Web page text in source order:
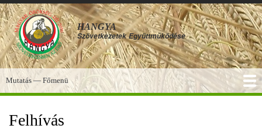
Ugrás
a
tartalomra
HANGYA
Szövetkezetek Együttműködése
Főmenü
Mutatás — Főmenü
Felhívás